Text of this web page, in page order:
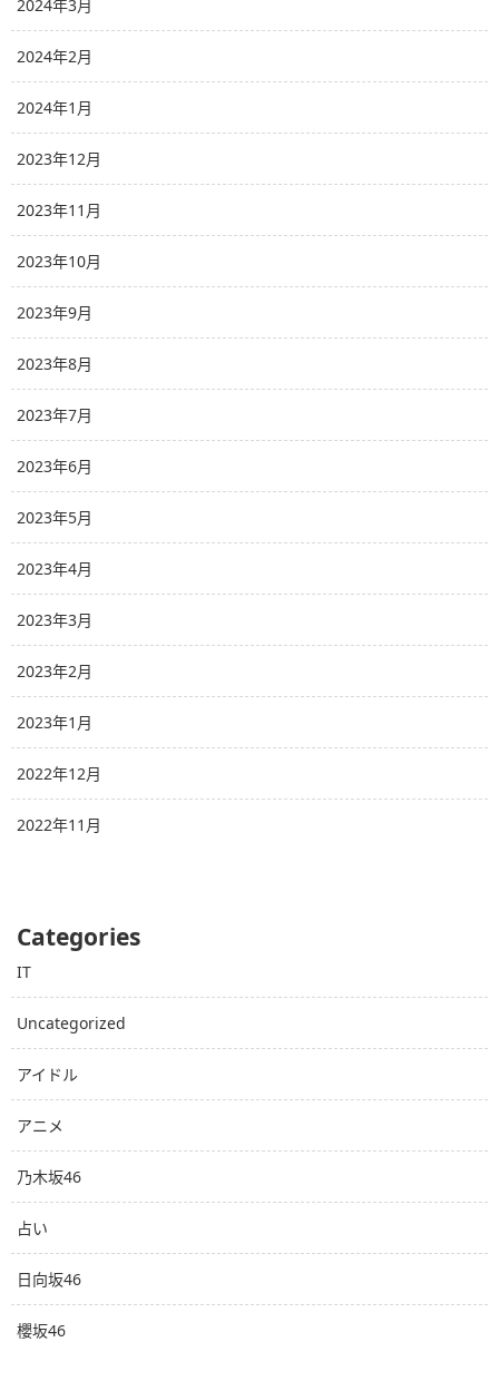
2024年3月
2024年2月
2024年1月
2023年12月
2023年11月
2023年10月
2023年9月
2023年8月
2023年7月
2023年6月
2023年5月
2023年4月
2023年3月
2023年2月
2023年1月
2022年12月
2022年11月
Categories
IT
Uncategorized
アイドル
アニメ
乃木坂46
占い
日向坂46
櫻坂46